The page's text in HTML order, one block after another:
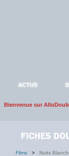
ACTUS
Bienvenue sur
Films > Nuits